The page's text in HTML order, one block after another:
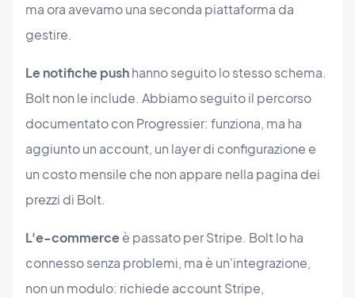
ma ora avevamo una seconda piattaforma da
gestire.
Le notifiche pushhanno seguito lo stesso schema.
Bolt non le include. Abbiamo seguito il percorso
documentato con Progressier: funziona, ma ha
aggiunto un account, un layer di configurazione e
un costo mensile che non appare nella pagina dei
prezzi di Bolt.
L'e-commerceè passato per Stripe. Bolt lo ha
connesso senza problemi, ma è un'integrazione,
non un modulo: richiede account Stripe,